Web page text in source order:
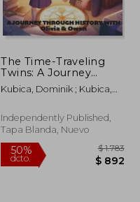
$ 2.212 50%
The Time-Traveling
Twins: A Journey
Through History with
Olivia and Owen (en
Kubica, Dominik ; Kubica,
Independently Published,
Tapa Blanda, Nuevo